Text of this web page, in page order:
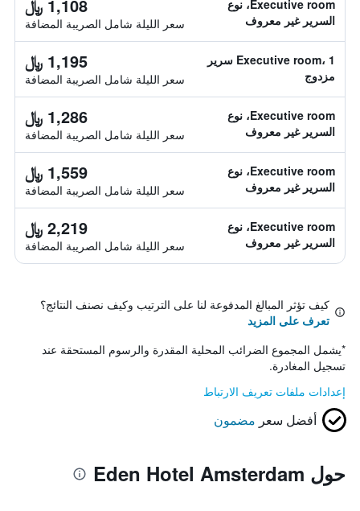
Executive room، نوع
السرير غير معروف
1,108 ﷼
سعر الليلة شامل الصريبة المضافة
Executive room، 1 سرير
مزدوج
1,195 ﷼
سعر الليلة شامل الصريبة المضافة
Executive room، نوع
السرير غير معروف
1,286 ﷼
سعر الليلة شامل الصريبة المضافة
Executive room، نوع
السرير غير معروف
1,559 ﷼
سعر الليلة شامل الصريبة المضافة
Executive room، نوع
السرير غير معروف
2,219 ﷼
سعر الليلة شامل الصريبة المضافة
كيف تؤثر المبالغ المدفوعة لنا على الترتيب وكيف نصنف النتائج؟
تعرف على المزيد
*يشمل المجموع الضرائب المحلية المقدرة والرسوم المستحقة عند
تسجيل المغادرة.
إعدادات ملفات تعريف الارتباط
أفضل سعر مضمون
حول Eden Hotel Amsterdam